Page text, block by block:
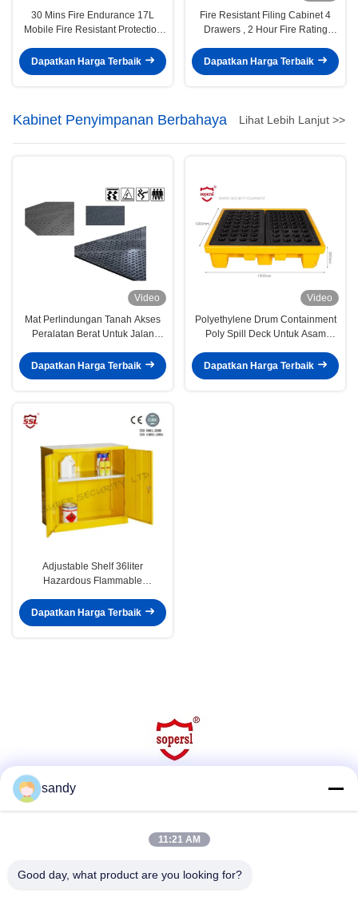
30 Mins Fire Endurance 17L
Mobile Fire Resistant Protection
Resistant Safe Box
Dapatkan Harga Terbaik
Fire Resistant Filing Cabinet 4
Drawers , 2 Hour Fire Rating
Dapatkan Harga Terbaik
Kabinet Penyimpanan Berbahaya Lihat Lebih Lanjut >>
Video
Mat Perlindungan Tanah Akses
Peralatan Berat Untuk Jalan
Dapatkan Harga Terbaik
Video
Polyethylene Drum Containment
Poly Spill Deck Untuk Asam
Dapatkan Harga Terbaik
Adjustable Shelf 36liter
Hazardous Flammable
Cabinets
Dapatkan Harga Terbaik
Kontak Cepat
sandy
11:21 AM
Good day, what product are you looking for?